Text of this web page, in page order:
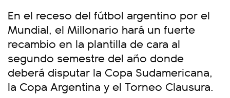
En el receso del fútbol argentino por el
Mundial, el Millonario hará un fuerte
recambio en la plantilla de cara al
segundo semestre del año donde
deberá disputar la Copa Sudamericana,
la Copa Argentina y el Torneo Clausura.